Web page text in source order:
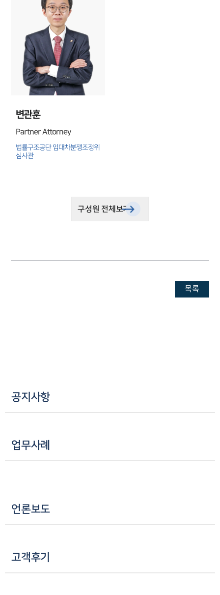
변관훈
Partner Attorney
법률구조공단 임대차분쟁조정위
심사관
구성원 전체보기
목록
공지사항
업무사례
언론보도
고객후기